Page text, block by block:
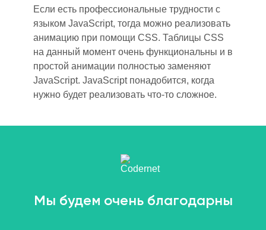
Если есть профессиональные трудности с
языком JavaScript, тогда можно реализовать
анимацию при помощи CSS. Таблицы CSS
на данный момент очень функциональны и в
простой анимации полностью заменяют
JavaScript. JavaScript понадобится, когда
нужно будет реализовать что-то сложное.
Мы будем очень благодарны